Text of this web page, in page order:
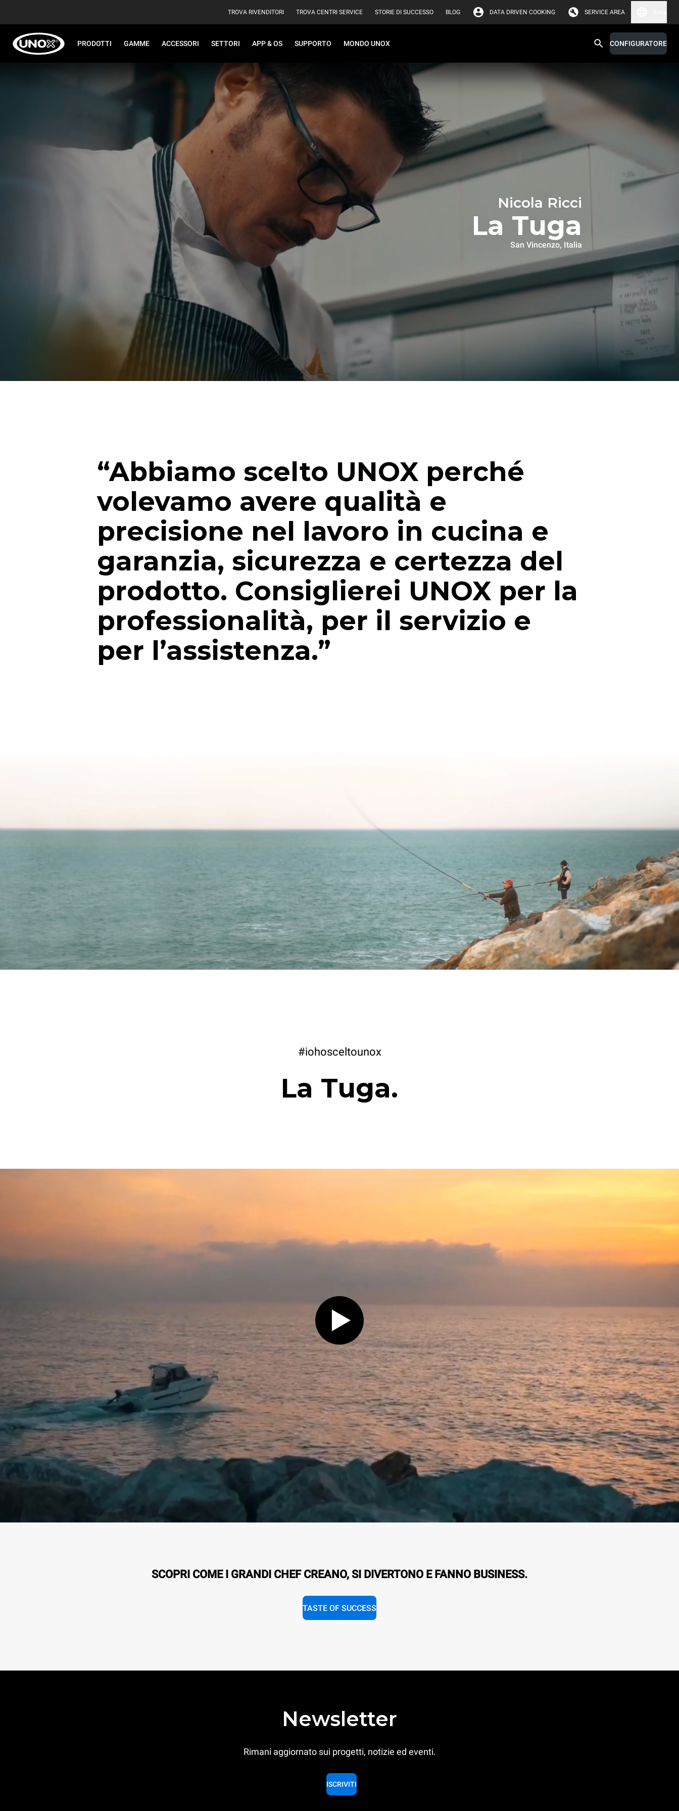
TROVA RIVENDITORI TROVA CENTRI SERVICE STORIE DI SUCCESSO BLOG DATA DRIVEN COOKING SERVICE AREA
PRODOTTI GAMME ACCESSORI SETTORI APP & OS SUPPORTO MONDO UNOX CONFIGURATORE
Nicola Ricci
La Tuga
San Vincenzo, Italia
“Abbiamo scelto UNOX perché
volevamo avere qualità e
precisione nel lavoro in cucina e
garanzia, sicurezza e certezza del
prodotto. Consiglierei UNOX per la
professionalità, per il servizio e
per l’assistenza.”
#iohosceltounox
La Tuga.
SCOPRI COME I GRANDI CHEF CREANO, SI DIVERTONO E FANNO BUSINESS.
TASTE OF SUCCESS
Newsletter
Rimani aggiornato sui progetti, notizie ed eventi.
ISCRIVITI